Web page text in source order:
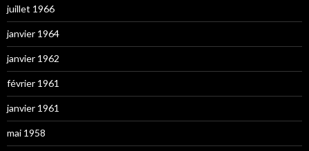
juillet 1966
janvier 1964
janvier 1962
février 1961
janvier 1961
mai 1958